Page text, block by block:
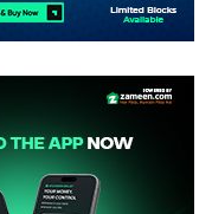
15 مربع یارڈ